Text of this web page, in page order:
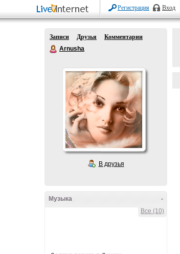
Регистрация Вход
Записи Друзья
Комментарии
Arnusha
В друзья
-
Музыка
Все (10)